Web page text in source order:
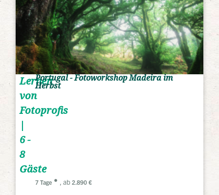
Lernen
von
Fotoprofis
|
6 -
8
Gäste
Portugal - Fotoworkshop Madeira im
Herbst
7 Tage , ab 2.890 €